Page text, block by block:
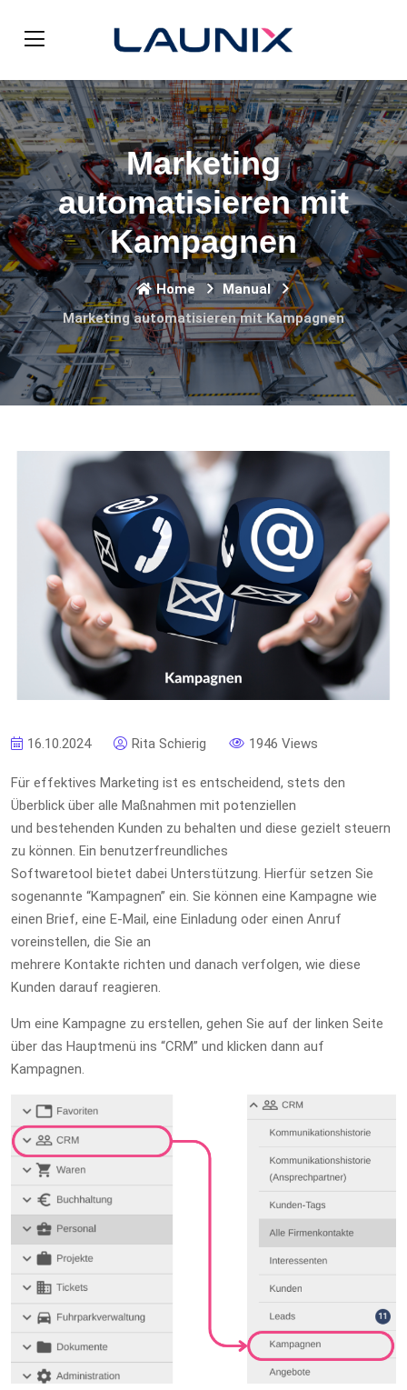
Marketing
automatisieren mit
Kampagnen
Home
Manual
Marketing automatisieren mit Kampagnen
16.10.2024 Rita Schierig 1946 Views
Für effektives Marketing ist es entscheidend, stets den
Überblick über alle Maßnahmen mit potenziellen
und bestehenden Kunden zu behalten und diese gezielt steuern
zu können. Ein benutzerfreundliches
Softwaretool bietet dabei Unterstützung. Hierfür setzen Sie
sogenannte “Kampagnen” ein. Sie können eine Kampagne wie
einen Brief, eine E-Mail, eine Einladung oder einen Anruf
voreinstellen, die Sie an
mehrere Kontakte richten und danach verfolgen, wie diese
Kunden darauf reagieren.
Um eine Kampagne zu erstellen, gehen Sie auf der linken Seite
über das Hauptmenü ins “CRM” und klicken dann auf
Kampagnen.